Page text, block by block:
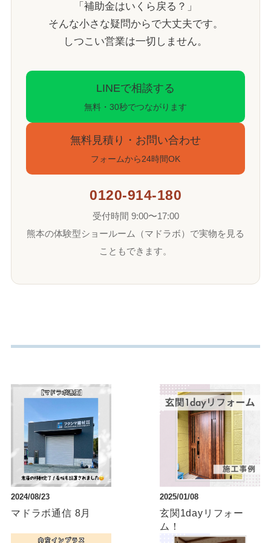
「補助金はいくら戻る？」
そんな小さな疑問からで大丈夫です。
しつこい営業は一切しません。
LINEで相談する
無料・30秒でつながります
無料見積り・お問い合わせ
フォームから24時間OK
0120-914-180
受付時間 9:00〜17:00
熊本の体験型ショールーム（マドラボ）で実物を見る
こともできます。
2024/08/23
マドラボ通信 8月
2025/01/08
玄関1dayリフォー
ム！